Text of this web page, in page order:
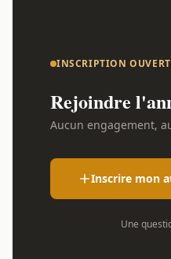
INSCRIPTION
Rejoindre
Aucun engagement,
Inscrire mon
Une